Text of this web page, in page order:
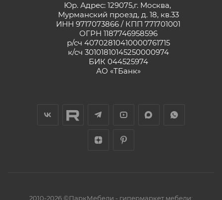
Юр. Адрес: 129075,г. Москва,
Мурманский проезд, д. 18, кв.33
ИНН 9717073866 / КПП 771701001
ОГРН 1187746958596
р/сч 40702810410000761715
к/сч 30101810145250000974
БИК 044525974
АО «ТБанк»
2010-2026 ©ПаркМебели - гипермаркет мебели: